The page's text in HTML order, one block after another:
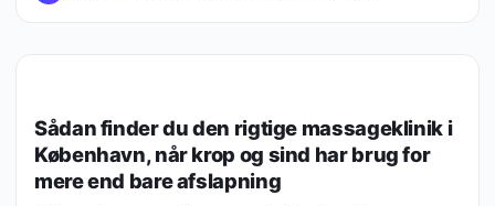
Sådan finder du den rigtige massageklinik i
København, når krop og sind har brug for
mere end bare afslapning